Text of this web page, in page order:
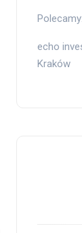
Polecamy:
echo
Kraków